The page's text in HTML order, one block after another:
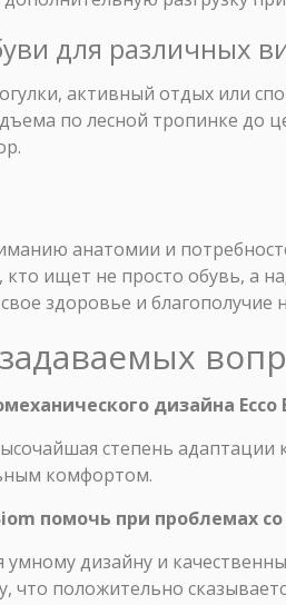
для различных
активный отдых или
по лесной тропинке до
анатомии и
ищет не просто обувь, а
здоровье и благополучие
дизайна
степень
комфортом.
помочь при проблемах
умному дизайну и
что положительно